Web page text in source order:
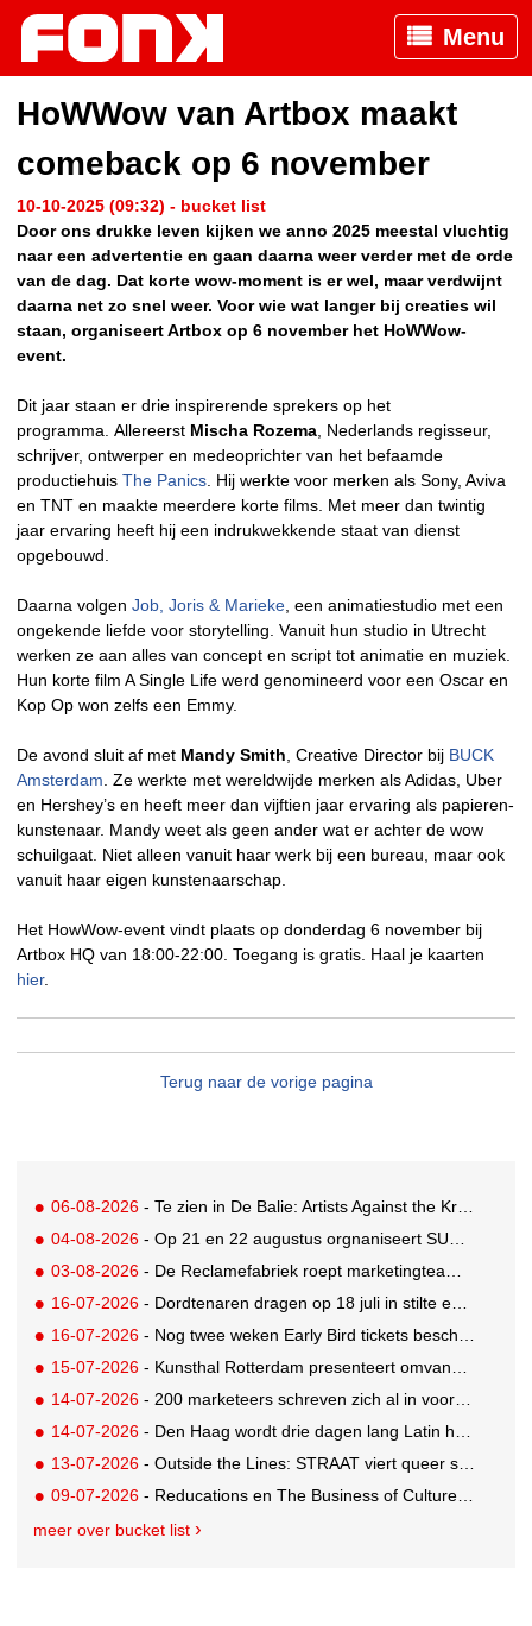
Menu
HoWWow van Artbox maakt
comeback op 6 november
10-10-2025 (09:32) - bucket list
Door ons drukke leven kijken we anno 2025 meestal vluchtig
naar een advertentie en gaan daarna weer verder met de orde
van de dag. Dat korte wow-moment is er wel, maar verdwijnt
daarna net zo snel weer. Voor wie wat langer bij creaties wil
staan, organiseert Artbox op 6 november het HoWWow-
event.
Dit jaar staan er drie inspirerende sprekers op het
programma. Allereerst Mischa Rozema , Nederlands regisseur,
schrijver, ontwerper en medeoprichter van het befaamde
productiehuis The Panics . Hij werkte voor merken als Sony, Aviva
en TNT en maakte meerdere korte films. Met meer dan twintig
jaar ervaring heeft hij een indrukwekkende staat van dienst
opgebouwd.
Daarna volgen Job, Joris & Marieke , een animatiestudio met een
ongekende liefde voor storytelling. Vanuit hun studio in Utrecht
werken ze aan alles van concept en script tot animatie en muziek.
Hun korte film A Single Life werd genomineerd voor een Oscar en
Kop Op won zelfs een Emmy.
De avond sluit af met Mandy Smith , Creative Director bij BUCK
Amsterdam . Ze werkte met wereldwijde merken als Adidas, Uber
en Hershey’s en heeft meer dan vijftien jaar ervaring als papieren-
kunstenaar. Mandy weet als geen ander wat er achter de wow
schuilgaat. Niet alleen vanuit haar werk bij een bureau, maar ook
vanuit haar eigen kunstenaarschap.
Het HowWow-event vindt plaats op donderdag 6 november bij
Artbox HQ van 18:00-22:00. Toegang is gratis. Haal je kaarten
hier.
Terug naar de vorige pagina
06-08-2026 - Te zien in De Balie: Artists Against the Kremlin III
04-08-2026 - Op 21 en 22 augustus orgnaniseert SUE Behavioural Design de Summer School 2026
03-08-2026 - De Reclamefabriek roept marketingteams op: maak de shift, stop de chaos
16-07-2026 - Dordtenaren dragen op 18 juli in stilte een levensgroot beeld door de straten van de stad
16-07-2026 - Nog twee weken Early Bird tickets beschikbaar voor ADNIGHT
15-07-2026 - Kunsthal Rotterdam presenteert omvangrijke tentoonstelling van Paul Signac en tijdgenoten
14-07-2026 - 200 marketeers schreven zich al in voor Time to Make Sense
14-07-2026 - Den Haag wordt drie dagen lang Latin hoofdstad van Nederland
13-07-2026 - Outside the Lines: STRAAT viert queer street art tijdens World Pride
09-07-2026 - Reducations en The Business of Culture lanceren The Decision Space
meer over bucket list